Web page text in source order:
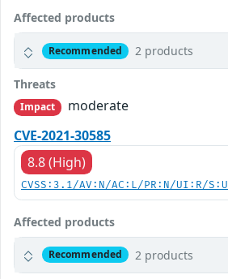
Affected products
Recommended 2 products
Threats
Impact
moderate
CVE-2021-30585
8.8 (High)
CVSS:3.1/AV:N/AC:L/PR:N/UI:R/
Affected products
Recommended 2 products